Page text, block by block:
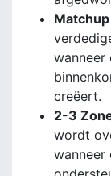
wanneer
creëert.
2-3
wordt
wanneer